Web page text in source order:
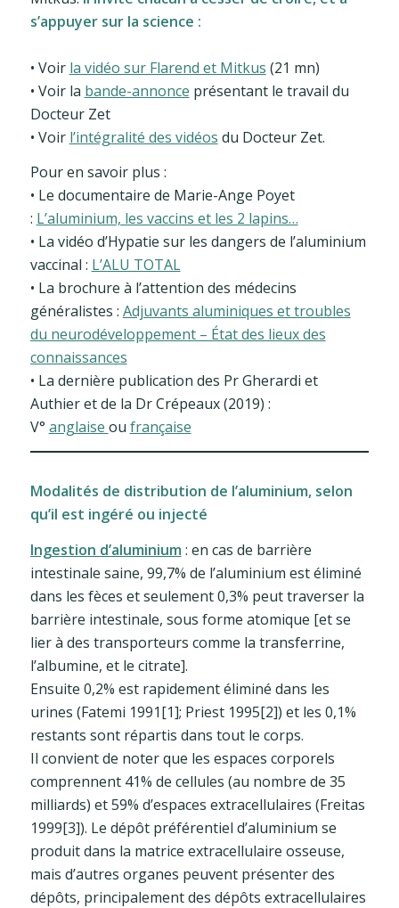
s’appuyer sur la science :
• Voir la vidéo sur Flarend et Mitkus (21 mn)
• Voir la bande-annonce présentant le travail du
Docteur Zet
• Voir l’intégralité des vidéos du Docteur Zet.
Pour en savoir plus :
• Le documentaire de Marie-Ange Poyet
: L’aluminium, les vaccins et les 2 lapins…
• La vidéo d’Hypatie sur les dangers de l’aluminium
vaccinal : L’ALU TOTAL
• La brochure à l’attention des médecins
généralistes : Adjuvants aluminiques et troubles
du neurodéveloppement – État des lieux des
connaissances
• La dernière publication des Pr Gherardi et
Authier et de la Dr Crépeaux (2019) :
V° anglaise ou française
Modalités de distribution de l’aluminium, selon
qu’il est ingéré ou injecté
Ingestion d’aluminium : en cas de barrière
intestinale saine, 99,7% de l’aluminium est éliminé
dans les fèces et seulement 0,3% peut traverser la
barrière intestinale, sous forme atomique [et se
lier à des transporteurs comme la transferrine,
l’albumine, et le citrate].
Ensuite 0,2% est rapidement éliminé dans les
urines (Fatemi 1991[1]; Priest 1995[2]) et les 0,1%
restants sont répartis dans tout le corps.
Il convient de noter que les espaces corporels
comprennent 41% de cellules (au nombre de 35
milliards) et 59% d’espaces extracellulaires (Freitas
1999[3]). Le dépôt préférentiel d’aluminium se
produit dans la matrice extracellulaire osseuse,
mais d’autres organes peuvent présenter des
dépôts, principalement des dépôts extracellulaires